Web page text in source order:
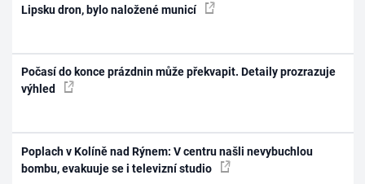
Lipsku dron, bylo naložené municí
Počasí do konce prázdnin může překvapit. Detaily prozrazuje
výhled
Poplach v Kolíně nad Rýnem: V centru našli nevybuchlou
bombu, evakuuje se i televizní studio